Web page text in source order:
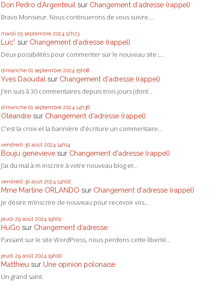
Don Pedro d‘Argenteuil sur Changement d'adresse (rappel)
Bravo Monsieur. Nous continuerons de vous suivre....
mardi 03 septembre 2024 12h23
Luc* sur Changement d'adresse (rappel)
Deux possibilités pour commenter sur le nouveau site ;...
dimanche 01 septembre 2024 15h08
Yves Daoudal sur Changement d'adresse (rappel)
J'en suis à 30 commentaires depuis trois jours (dont...
dimanche 01 septembre 2024 14h36
Oléandre sur Changement d'adresse (rappel)
C'est la croix et la bannière d'écriture un commentaire...
vendredi 30 août 2024 14h14
Bouju genevieve sur Changement d'adresse (rappel)
J’ai du mal à m inscrire à votre nouveau blog et...
vendredi 30 août 2024 14h02
Mme Martine ORLANDO sur Changement d'adresse (rappel)
Je désire m’inscrire de nouveau pour recevoir vos...
jeudi 29 août 2024 19h01
HuGo sur Changement d’adresse
Passant sur le site WordPress, nous perdons cette liberté...
jeudi 29 août 2024 19h00
Matthieu sur Une opinion polonaise
Un grand saint